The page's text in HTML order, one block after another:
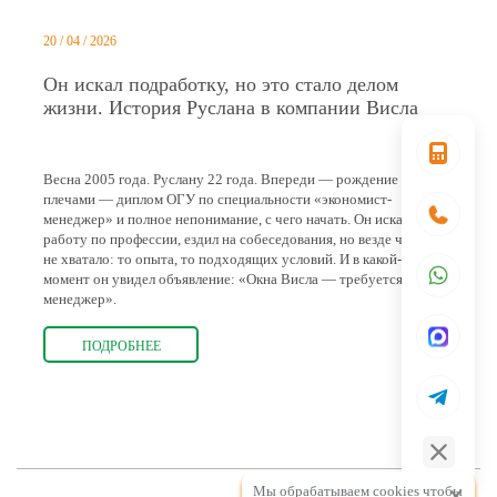
20 / 04 / 2026
Он искал подработку, но это стало делом
жизни. История Руслана в компании Висла
Весна 2005 года. Руслану 22 года. Впереди — рождение сына, за
плечами — диплом ОГУ по специальности «экономист-
менеджер» и полное непонимание, с чего начать. Он искал
работу по профессии, ездил на собеседования, но везде чего-то
не хватало: то опыта, то подходящих условий. И в какой-то
момент он увидел объявление: «Окна Висла — требуется
менеджер».
ПОДРОБНЕЕ
Мы обрабатываем cookies чтобы